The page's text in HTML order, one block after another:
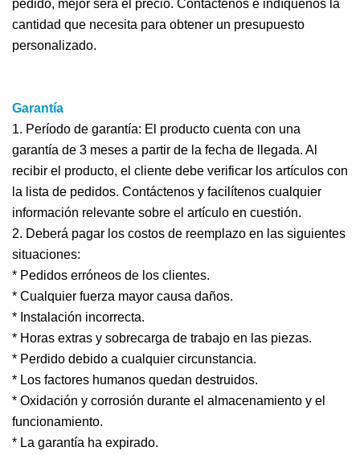
pedido, mejor será el precio. Contáctenos e indíquenos la
cantidad que necesita para obtener un presupuesto
personalizado.
Garantía
1. Período de garantía: El producto cuenta con una
garantía de 3 meses a partir de la fecha de llegada. Al
recibir el producto, el cliente debe verificar los artículos con
la lista de pedidos. Contáctenos y facilítenos cualquier
información relevante sobre el artículo en cuestión.
2. Deberá pagar los costos de reemplazo en las siguientes
situaciones:
* Pedidos erróneos de los clientes.
* Cualquier fuerza mayor causa daños.
* Instalación incorrecta.
* Horas extras y sobrecarga de trabajo en las piezas.
* Perdido debido a cualquier circunstancia.
* Los factores humanos quedan destruidos.
* Oxidación y corrosión durante el almacenamiento y el
funcionamiento.
* La garantía ha expirado.